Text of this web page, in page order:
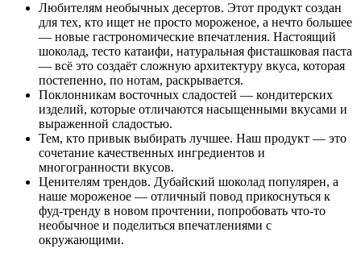
Любителям необычных десертов. Этот продукт создан
для тех, кто ищет не просто мороженое, а нечто большее
— новые гастрономические впечатления. Настоящий
шоколад, тесто катаифи, натуральная фисташковая паста
— всë это создаёт сложную архитектуру вкуса, которая
постепенно, по нотам, раскрывается.
Поклонникам восточных сладостей — кондитерских
изделий, которые отличаются насыщенными вкусами и
выраженной сладостью.
Тем, кто привык выбирать лучшее. Наш продукт — это
сочетание качественных ингредиентов и
многогранности вкусов.
Ценителям трендов. Дубайский шоколад популярен, а
наше мороженое — отличный повод прикоснуться к
фуд-тренду в новом прочтении, попробовать что-то
необычное и поделиться впечатлениями с
окружающими.